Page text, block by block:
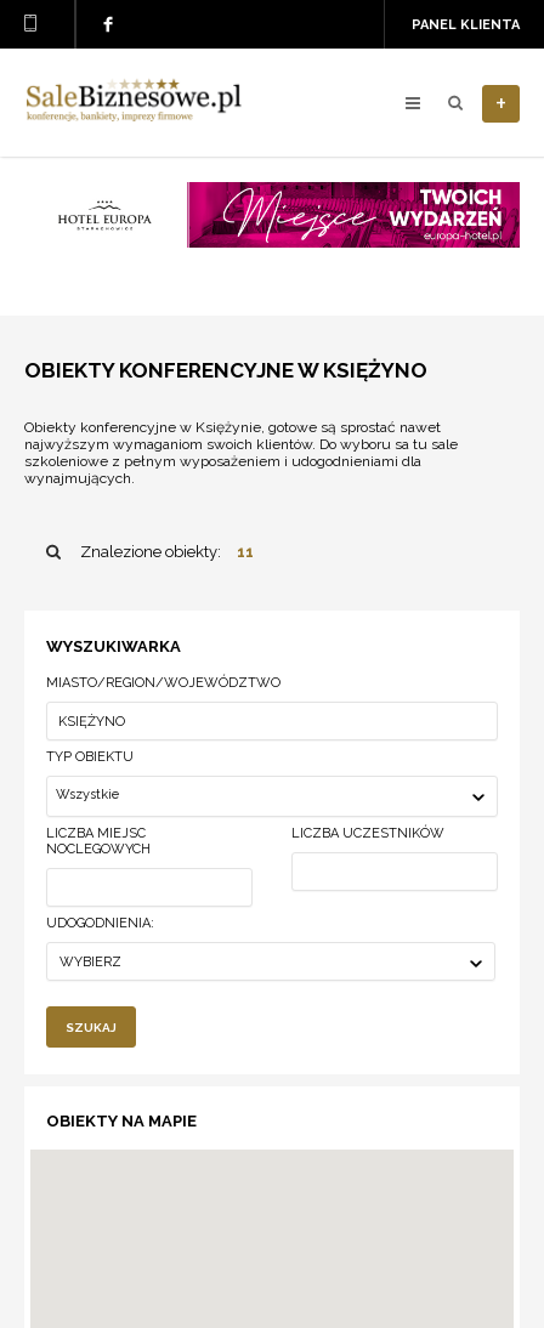
PANEL KLIENTA
+
OBIEKTY KONFERENCYJNE W KSIĘŻYNO
Obiekty konferencyjne w Księżynie, gotowe są sprostać nawet
najwyższym wymaganiom swoich klientów. Do wyboru sa tu sale
szkoleniowe z pełnym wyposażeniem i udogodnieniami dla
wynajmujących.
Znalezione obiekty: 11
WYSZUKIWARKA
MIASTO/REGION/WOJEWÓDZTWO
TYP OBIEKTU
Wszystkie
LICZBA MIEJSC
NOCLEGOWYCH
LICZBA UCZESTNIKÓW
UDOGODNIENIA:
WYBIERZ
SZUKAJ
OBIEKTY NA MAPIE